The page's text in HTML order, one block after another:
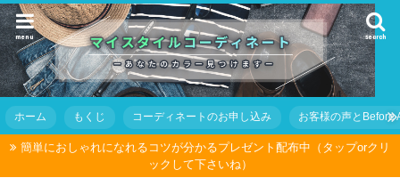
search
menu
ホーム もくじ コーディネートのお申し込み お客様の声とBefore
簡単におしゃれになれるコツが分かるプレゼント配布中（タップorクリ
ックして下さいね）